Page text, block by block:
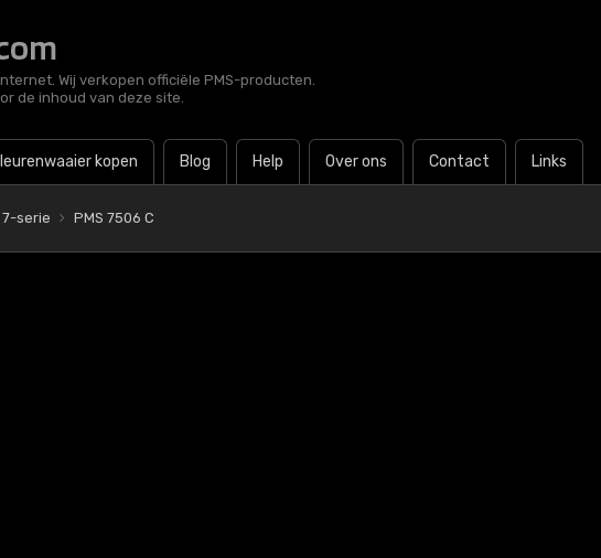
Wij verkopen officiële PMS-producten.
de inhoud van deze site.
kopen Blog Help Over ons Contact Links
7-serie PMS 7506 C